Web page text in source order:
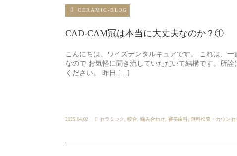
CERAMIC-BLOG
CAD-CAM冠は本当に大丈夫なのか？①
こんにちは、ワイズデンタルキュアです。 これは、
なので お気軽に聞き流していただいて結構です。所
ください。 昨日 […]
2025.04.02 セラミック 咬合 噛み合わせ 審美歯科 無料検査・カウンセ